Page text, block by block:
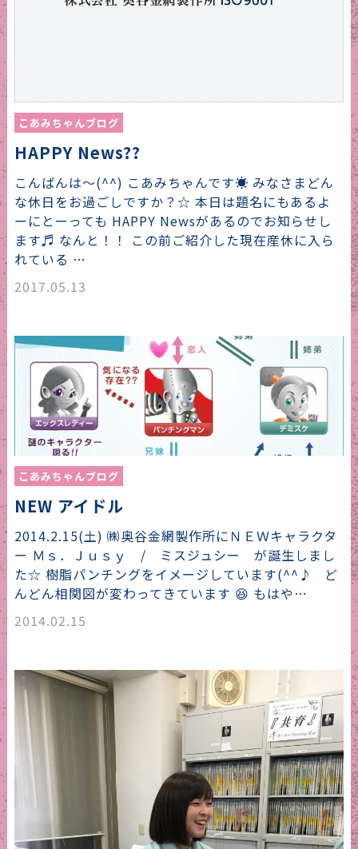
こあみちゃんブログ
HAPPY News??
こんばんは〜(^^) こあみちゃんです☀️ みなさまどん
な休日をお過ごしですか？☆ 本日は題名にもあるよ
ーにとーっても HAPPY Newsがあるのでお知らせし
ます♬ なんと！！ この前ご紹介した現在産休に入ら
れている …
2017.05.13
こあみちゃんブログ
NEW アイドル
2014.2.15(土) ㈱奥谷金網製作所にＮＥＷキャラクタ
ー Ｍｓ．Ｊｕｓｙ / ミスジュシー が誕生しまし
た☆ 樹脂パンチングをイメージしています(^^♪ ど
んどん相関図が変わってきています 😆 もはや…
2014.02.15